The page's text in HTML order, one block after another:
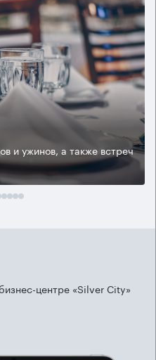
и ужинов, а также встреч
центре «Silver City»